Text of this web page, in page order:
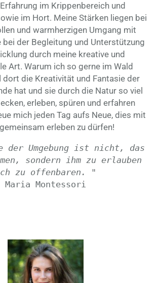
im Krippenbereich und
im Hort. Meine Stärken liegen bei
und warmherzigen Umgang mit
bei der Begleitung und Unterstützung
durch meine kreative und
Art. Warum ich so gerne im Wald
dort die Kreativität und Fantasie der
hat und sie durch die Natur so viel
erleben, spüren und erfahren
mich jeden Tag aufs Neue, dies mit
erleben zu dürfen!
der Umgebung ist nicht, das
sondern ihm zu erlauben
zu offenbaren. "
Maria Montessori